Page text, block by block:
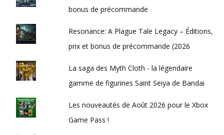
bonus de précommande
Resonance: A Plague Tale Legacy – Éditions,
prix et bonus de précommande (2026
La saga des Myth Cloth - la légendaire
gamme de figurines Saint Seiya de Bandai
Les nouveautés de Août 2026 pour le Xbox
Game Pass !